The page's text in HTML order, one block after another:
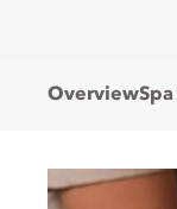
Overview